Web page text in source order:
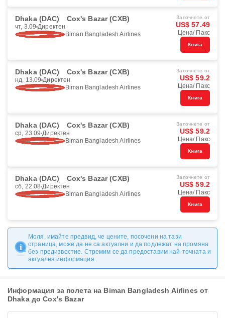
Dhaka (DAC) Cox's Bazar (CXB)
чт, 3.09 Директен
Biman Bangladesh Airlines
Започнете от
US$ 57.49
Цена/ Пакс
Книга
Dhaka (DAC) Cox's Bazar (CXB)
нд, 13.09 Директен
Biman Bangladesh Airlines
Започнете от
US$ 59.2
Цена/ Пакс
Книга
Dhaka (DAC) Cox's Bazar (CXB)
ср, 23.09 Директен
Biman Bangladesh Airlines
Започнете от
US$ 59.2
Цена/ Пакс
Книга
Dhaka (DAC) Cox's Bazar (CXB)
сб, 22.08 Директен
Biman Bangladesh Airlines
Започнете от
US$ 59.2
Цена/ Пакс
Книга
Моля, имайте предвид, че цените, посочени на тази
страница, може да не са актуални и да подлежат на промяна
без предизвестие. Стремим се да предоставим най-точната и
актуална информация.
Информация за полета на Biman Bangladesh Airlines от
Dhaka до Cox's Bazar